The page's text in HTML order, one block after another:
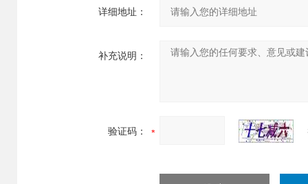
详细地址：
补充说明：
验证码：